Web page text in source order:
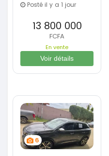
Posté il y a 1 jour
13 800 000
FCFA
En vente
Voir détails
6